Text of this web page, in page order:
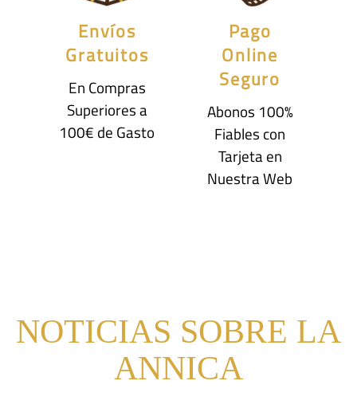
Envíos
Gratuitos
En Compras
Superiores a
100€ de Gasto
Pago
Online
Seguro
Abonos 100%
Fiables con
Tarjeta en
Nuestra Web
NOTICIAS SOBRE LA
ANNICA